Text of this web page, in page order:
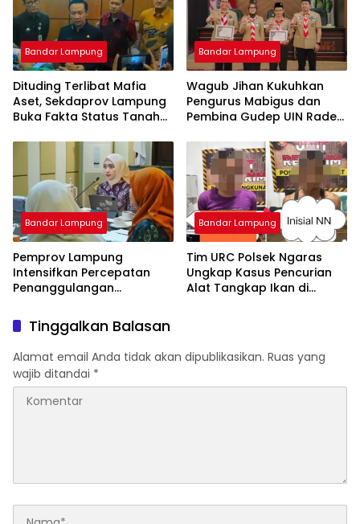
Bandar Lampung
Dituding Terlibat Mafia
Aset, Sekdaprov Lampung
Buka Fakta Status Tanah
Bandar Lampung
Wagub Jihan Kukuhkan
Pengurus Mabigus dan
Pembina Gudep UIN Raden
Perkuat Karakter Generasi
Muda
Bandar Lampung
Pemprov Lampung
Intensifkan Percepatan
Penanggulangan
Tanggamus
Bandar Lampung
Tim URC Polsek Ngaras
Ungkap Kasus Pencurian
Alat Tangkap Ikan di
Tinggalkan Balasan
Alamat email Anda tidak akan dipublikasikan. Ruas yang
wajib ditandai *